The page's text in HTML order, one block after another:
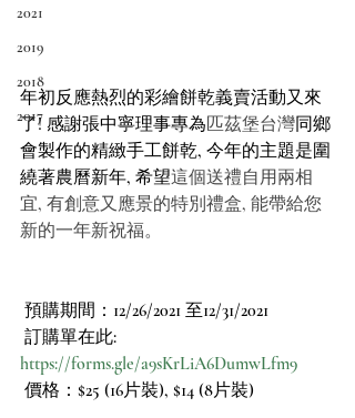
2021
2019
2018
2017
年初反應熱烈的彩繪餅乾義賣活動又來
了! 感謝張中寧理事專為匹茲堡台灣同鄉
會製作的精緻手工餅乾, 今年的主題是圍
繞著農曆新年, 希望這個送禮自用兩相
宜, 有創意又應景的特別禮盒, 能帶給您
新的一年新祝福。
預購期間：12/26/2021 至12/31/2021
訂購單在此:
https://forms.gle/a9sKrLiA6DumwLfm9
價格：$25 (16片裝), $14 (8片裝)